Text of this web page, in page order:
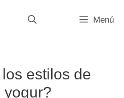
Menú
estilos de
yogur?